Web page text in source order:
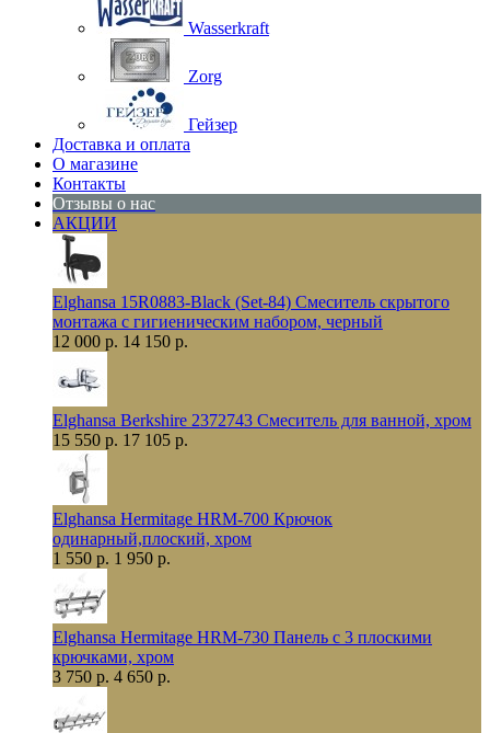
Wasserkraft
Zorg
Гейзер
Доставка и оплата
О магазине
Контакты
Отзывы о нас
АКЦИИ
Elghansa 15R0883-Black (Set-84) Смеситель скрытого
монтажа с гигиеническим набором, черный
12 000 р. 14 150 р.
Elghansa Berkshire 2372743 Смеситель для ванной, хром
15 550 р. 17 105 р.
Elghansa Hermitage HRM-700 Крючок
одинарный,плоский, хром
1 550 р. 1 950 р.
Elghansa Hermitage HRM-730 Панель с 3 плоскими
крючками, хром
3 750 р. 4 650 р.